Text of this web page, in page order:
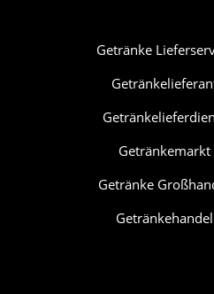
Getränke
Getränke